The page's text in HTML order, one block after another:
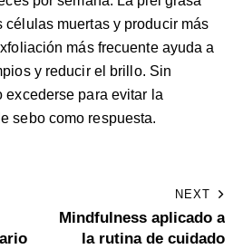
células muertas y producir más
más frecuente ayuda a
y reducir el brillo. Sin
excederse para evitar la
sebo como respuesta.
NEXT
Mindfulness aplicado a
la rutina de cuidado